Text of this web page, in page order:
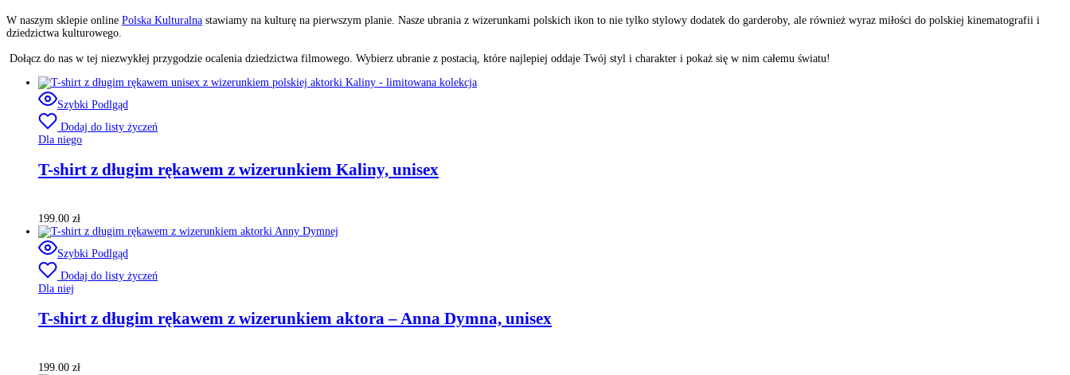
W naszym sklepie online Polska Kulturalna stawiamy na kulturę na pierwszym planie. Nasze ubrania z wizerunkami polskich ikon to nie tylko stylowy dodatek do garderoby, ale również wyraz miłości do polskiej kinematografii i
dziedzictwa kulturowego.
Dołącz do nas w tej niezwykłej przygodzie ocalenia dziedzictwa filmowego. Wybierz ubranie z postacią, które najlepiej oddaje Twój styl i charakter i pokaż się w nim całemu światu!
Szybki Podlgąd
Dodaj do listy życzeń
Dla niego
T-shirt z długim rękawem z wizerunkiem Kaliny, unisex
199.00 zł
Szybki Podlgąd
Dodaj do listy życzeń
Dla niej
T-shirt z długim rękawem z wizerunkiem aktora – Anna Dymna, unisex
199.00 zł